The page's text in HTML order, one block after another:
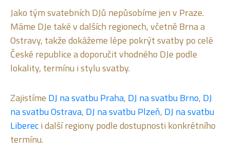
Jako tým svatebních DJů nepůsobíme jen v Praze.
Máme DJe také v dalších regionech, včetně Brna a
Ostravy, takže dokážeme lépe pokrýt svatby po celé
České republice a doporučit vhodného DJe podle
lokality, termínu i stylu svatby.
Zajistíme DJ na svatbu Praha, DJ na svatbu Brno, DJ
na svatbu Ostrava, DJ na svatbu Plzeň, DJ na svatbu
Libereci další regiony podle dostupnosti konkrétního
termínu.